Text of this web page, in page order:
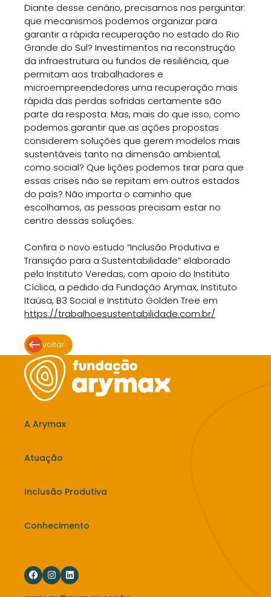
Diante desse cenário, precisamos nos perguntar:
que mecanismos podemos organizar para
garantir a rápida recuperação no estado do Rio
Grande do Sul? Investimentos na reconstrução
da infraestrutura ou fundos de resiliência, que
permitam aos trabalhadores e
microempreendedores uma recuperação mais
rápida das perdas sofridas certamente são
parte da resposta. Mas, mais do que isso, como
podemos garantir que as ações propostas
considerem soluções que gerem modelos mais
sustentáveis tanto na dimensão ambiental,
como social? Que lições podemos tirar para que
essas crises não se repitam em outros estados
do país? Não importa o caminho que
escolhamos, as pessoas precisam estar no
centro dessas soluções.
Confira o novo estudo “Inclusão Produtiva e
Transição para a Sustentabilidade” elaborado
pelo Instituto Veredas, com apoio do Instituto
Cíclica, a pedido da Fundação Arymax, Instituto
Itaúsa, B3 Social e Instituto Golden Tree em
https://trabalhoesustentabilidade.com.br/
voltar
A Arymax
Atuação
Inclusão Produtiva
Conhecimento